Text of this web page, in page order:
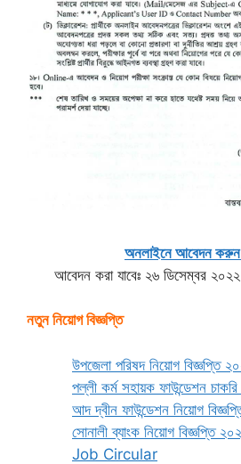
অনলাইনে আবেদন করুন
আবেদন করা যাবেঃ ২৬ ডিসেম্বর
নতুন নিয়োগ বিজ্ঞপ্তি
উপজেলা পরিষদ নিয়োগ
পল্লী কর্ম সহায়ক ফাউন্ডেশন
আদ দ্বীন ফাউন্ডেশন নিয়োগ
সোনালী ব্যাংক নিয়োগ
Job Circular